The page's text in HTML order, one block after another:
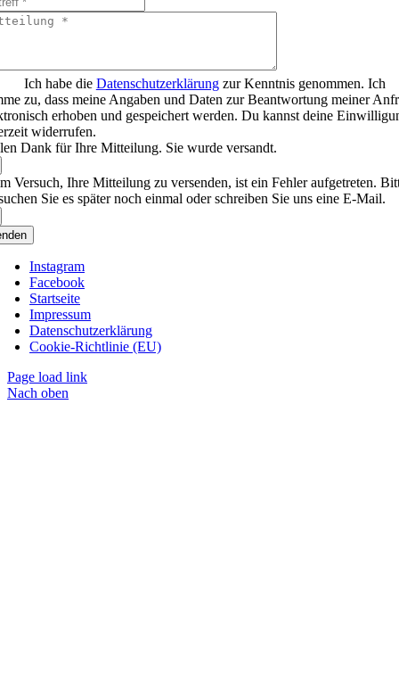
Ich habe die Datenschutzerklärungzur Kenntnis genommen. Ich
zu, dass meine Angaben und Daten zur Beantwortung meiner
erhoben und gespeichert werden. Du kannst deine
widerrufen.
Dank für Ihre Mitteilung. Sie wurde versandt.
Versuch, Ihre Mitteilung zu versenden, ist ein Fehler aufgetreten.
Sie es später noch einmal oder schreiben Sie uns eine E-Mail.
Instagram
Facebook
Startseite
Impressum
Datenschutzerklärung
Cookie-Richtlinie (EU)
Page load link
Nach oben